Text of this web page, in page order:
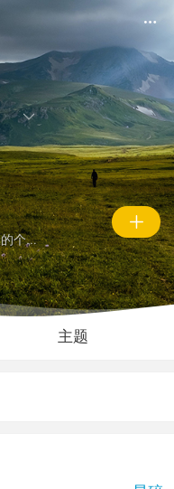
0
粉丝
0
关注
TA还在想一句你看到就感觉能炸裂地表的个性签名
主题